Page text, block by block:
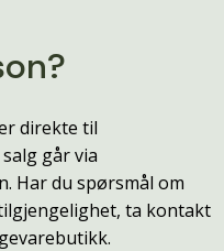
direkte til
går via
Har du spørsmål om
ta kontakt